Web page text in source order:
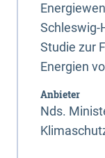
Schleswig-
Studie zur
Energien
Anbieter
Nds.